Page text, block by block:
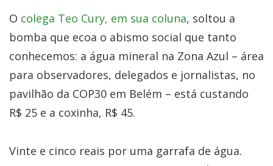
O colega Teo Cury, em sua coluna, soltou a
bomba que ecoa o abismo social que tanto
conhecemos: a água mineral na Zona Azul – área
para observadores, delegados e jornalistas, no
pavilhão da COP30 em Belém – está custando
R$ 25 e a coxinha, R$ 45.
Vinte e cinco reais por uma garrafa de água.